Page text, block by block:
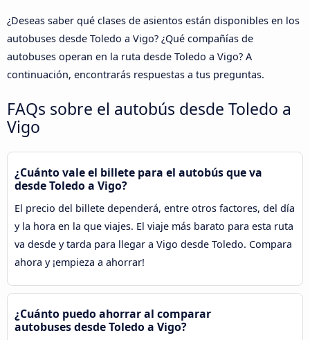
¿Deseas saber qué clases de asientos están disponibles en los
autobuses desde Toledo a Vigo? ¿Qué compañías de
autobuses operan en la ruta desde Toledo a Vigo? A
continuación, encontrarás respuestas a tus preguntas.
FAQs sobre el autobús desde Toledo a
Vigo
¿Cuánto vale el billete para el autobús que va
desde Toledo a Vigo?
El precio del billete dependerá, entre otros factores, del día
y la hora en la que viajes. El viaje más barato para esta ruta
va desde y tarda para llegar a Vigo desde Toledo. Compara
ahora y ¡empieza a ahorrar!
¿Cuánto puedo ahorrar al comparar
autobuses desde Toledo a Vigo?